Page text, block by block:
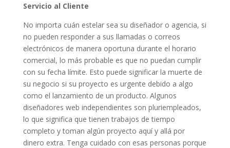
Servicio al Cliente
No importa cuán estelar sea su diseñador o agencia, si
no pueden responder a sus llamadas o correos
electrónicos de manera oportuna durante el horario
comercial, lo más probable es que no puedan cumplir
con su fecha límite. Esto puede significar la muerte de
su negocio si su proyecto es urgente debido a algo
como el lanzamiento de un producto. Algunos
diseñadores web independientes son pluriempleados,
lo que significa que tienen trabajos de tiempo
completo y toman algún proyecto aquí y allá por
dinero extra. Tenga cuidado con esas personas porque